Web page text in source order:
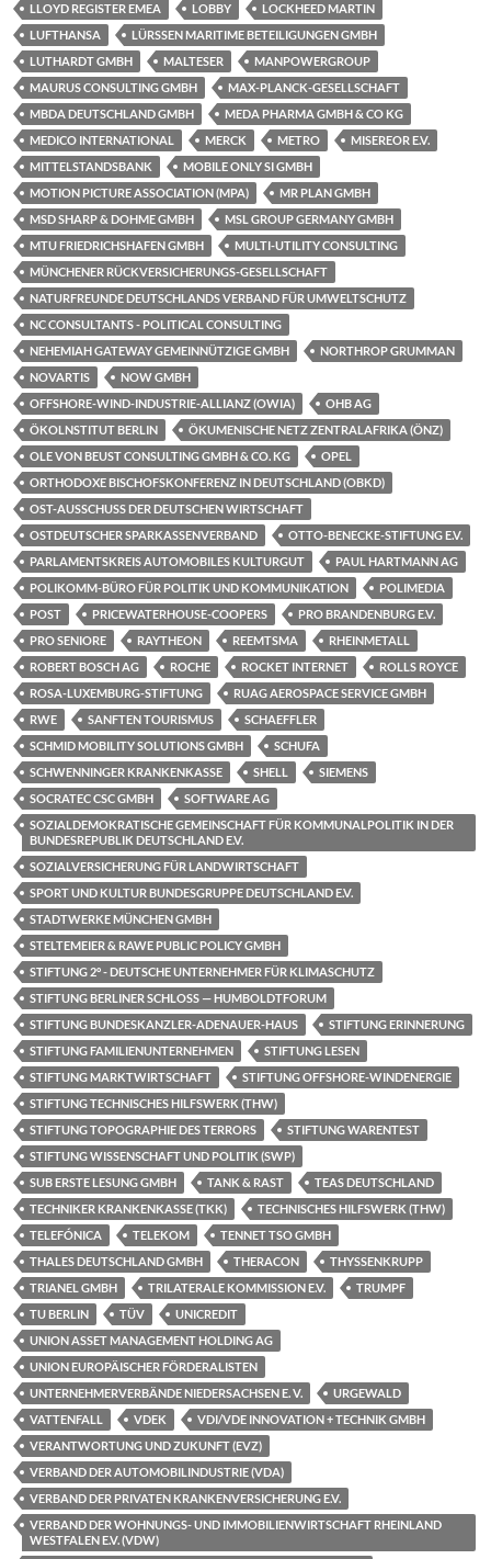
LLOYD REGISTER EMEA
LOBBY
LOCKHEED MARTIN
LUFTHANSA
LÜRSSEN MARITIME BETEILIGUNGEN GMBH
LUTHARDT GMBH
MALTESER
MANPOWERGROUP
MAURUS CONSULTING GMBH
MAX-PLANCK-GESELLSCHAFT
MBDA DEUTSCHLAND GMBH
MEDA PHARMA GMBH & CO KG
MEDICO INTERNATIONAL
MERCK METRO
MISEREOR E.V.
MITTELSTANDSBANK
MOBILE ONLY SI GMBH
MOTION PICTURE ASSOCIATION (MPA)
MR PLAN GMBH
MSD SHARP & DOHME GMBH
MSL GROUP GERMANY GMBH
MTU FRIEDRICHSHAFEN GMBH
MULTI-UTILITY CONSULTING
MÜNCHENER RÜCKVERSICHERUNGS-GESELLSCHAFT
NATURFREUNDE DEUTSCHLANDS VERBAND FÜR UMWELTSCHUTZ
NC CONSULTANTS - POLITICAL CONSULTING
NEHEMIAH GATEWAY GEMEINNÜTZIGE GMBH
NORTHROP GRUMMAN
NOVARTIS
NOW GMBH
OFFSHORE-WIND-INDUSTRIE-ALLIANZ (OWIA)
OHB AG
ÖKOLNSTITUT BERLIN
ÖKUMENISCHE NETZ ZENTRALAFRIKA (ÖNZ)
OLE VON BEUST CONSULTING GMBH & CO. KG
OPEL
ORTHODOXE BISCHOFSKONFERENZ IN DEUTSCHLAND (OBKD)
OST-AUSSCHUSS DER DEUTSCHEN WIRTSCHAFT
OSTDEUTSCHER SPARKASSENVERBAND
OTTO-BENECKE-STIFTUNG E.V.
PARLAMENTSKREIS AUTOMOBILES KULTURGUT
PAUL HARTMANN AG
POLIKOMM-BÜRO FÜR POLITIK UND KOMMUNIKATION
POLIMEDIA
POST
PRICEWATERHOUSE-COOPERS
PRO BRANDENBURG E.V.
PRO SENIORE
RAYTHEON REEMTSMA
RHEINMETALL
ROBERT BOSCH AG
ROCHE ROCKET INTERNET
ROLLS ROYCE
ROSA-LUXEMBURG-STIFTUNG
RUAG AEROSPACE SERVICE GMBH
RWE
SANFTEN TOURISMUS
SCHAEFFLER
SCHMID MOBILITY SOLUTIONS GMBH
SCHUFA
SCHWENNINGER KRANKENKASSE
SHELL
SIEMENS
SOCRATEC CSC GMBH
SOFTWARE AG
SOZIALDEMOKRATISCHE GEMEINSCHAFT FÜR KOMMUNALPOLITIK IN DER
BUNDESREPUBLIK DEUTSCHLAND E.V.
SOZIALVERSICHERUNG FÜR LANDWIRTSCHAFT
SPORT UND KULTUR BUNDESGRUPPE DEUTSCHLAND E.V.
STADTWERKE MÜNCHEN GMBH
STELTEMEIER & RAWE PUBLIC POLICY GMBH
STIFTUNG 2° - DEUTSCHE UNTERNEHMER FÜR KLIMASCHUTZ
STIFTUNG BERLINER SCHLOSS — HUMBOLDTFORUM
STIFTUNG BUNDESKANZLER-ADENAUER-HAUS
STIFTUNG ERINNERUNG
STIFTUNG FAMILIENUNTERNEHMEN
STIFTUNG LESEN
STIFTUNG MARKTWIRTSCHAFT
STIFTUNG OFFSHORE-WINDENERGIE
STIFTUNG TECHNISCHES HILFSWERK (THW)
STIFTUNG TOPOGRAPHIE DES TERRORS
STIFTUNG WARENTEST
STIFTUNG WISSENSCHAFT UND POLITIK (SWP)
SUB ERSTE LESUNG GMBH
TANK & RAST
TEAS DEUTSCHLAND
TECHNIKER KRANKENKASSE (TKK)
TECHNISCHES HILFSWERK (THW)
TELEFÓNICA
TELEKOM
TENNET TSO GMBH
THALES DEUTSCHLAND GMBH
THERACON
THYSSENKRUPP
TRIANEL GMBH
TRILATERALE KOMMISSION E.V.
TRUMPF
TU BERLIN
TÜV
UNICREDIT
UNION ASSET MANAGEMENT HOLDING AG
UNION EUROPÄISCHER FÖRDERALISTEN
UNTERNEHMERVERBÄNDE NIEDERSACHSEN E. V.
URGEWALD
VATTENFALL
VDEK
VDI/VDE INNOVATION + TECHNIK GMBH
VERANTWORTUNG UND ZUKUNFT (EVZ)
VERBAND DER AUTOMOBILINDUSTRIE (VDA)
VERBAND DER PRIVATEN KRANKENVERSICHERUNG E.V.
VERBAND DER WOHNUNGS- UND IMMOBILIENWIRTSCHAFT RHEINLAND
WESTFALEN E.V. (VDW)